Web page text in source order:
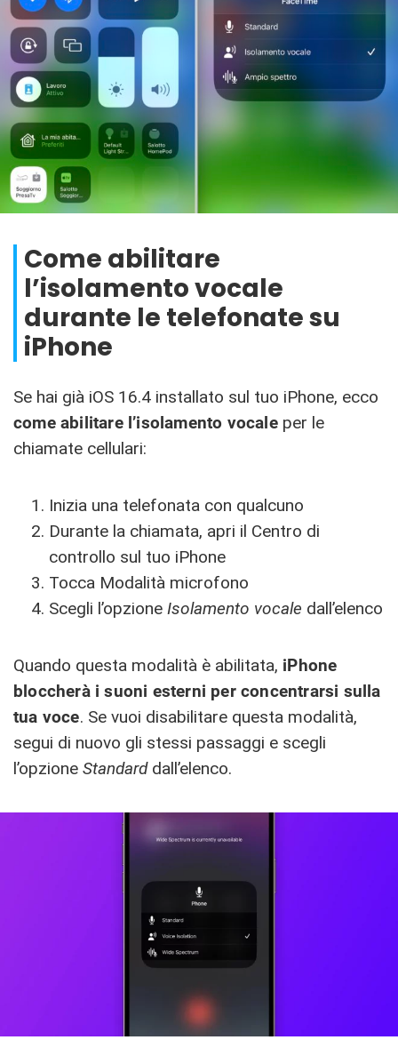
Come abilitare
l’isolamento vocale
durante le telefonate su
iPhone
Se hai già iOS 16.4 installato sul tuo iPhone, ecco
come abilitare l’isolamento vocaleper le
chiamate cellulari:
Inizia una telefonata con qualcuno
Durante la chiamata, apri il Centro di
controllo sul tuo iPhone
Tocca Modalità microfono
Scegli l’opzione Isolamento vocale dall’elenco
Quando questa modalità è abilitata, iPhone
bloccherà i suoni esterni per concentrarsi sulla
tua voce. Se vuoi disabilitare questa modalità,
segui di nuovo gli stessi passaggi e scegli
l’opzione Standarddall’elenco.